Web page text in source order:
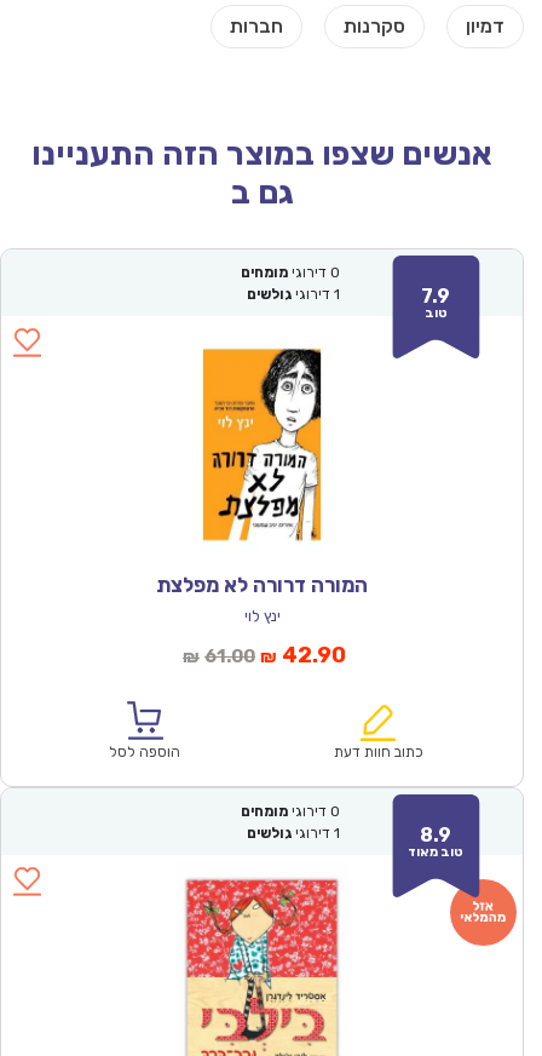
אנשים שצפו במוצר הזה התעניינו
גם ב
7.9
טוב
0 דירוגי מומחים
1 דירוגי גולשים
המורה דרורה לא מפלצת
ינץ לוי
₪ 61.00המחיר
₪61.00.
₪ 42.90המחיר
הוא:
כתוב חוות דעת הוספה לסל
8.9
טוב מאוד
0 דירוגי מומחים
1 דירוגי גולשים